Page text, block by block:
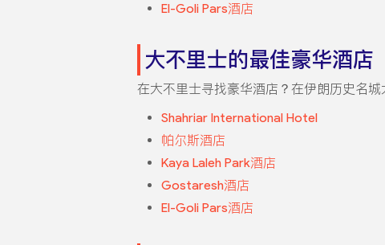
El-Goli Pars酒店
大不里士的最佳豪华酒店
在大不里士寻找豪华酒店？在伊朗历史名城
Shahriar International Hotel
帕尔斯酒店
Kaya Laleh Park酒店
Gostaresh酒店
El-Goli Pars酒店